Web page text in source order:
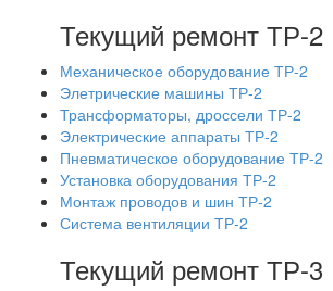
Текущий ремонт ТР-2
Механическое оборудование ТР-2
Элетрические машины ТР-2
Трансформаторы, дроссели ТР-2
Электрические аппараты ТР-2
Пневматическое оборудование ТР-2
Установка оборудования ТР-2
Монтаж проводов и шин ТР-2
Система вентиляции ТР-2
Текущий ремонт ТР-3